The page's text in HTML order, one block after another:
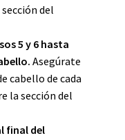
del
5 y 6 hasta
Asegúrate
cabello de cada
la sección del
final del